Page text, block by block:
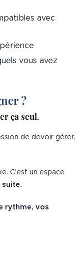
avec
vous avez
?
ça seul.
de devoir gérer,
C'est un espace
rythme, vos